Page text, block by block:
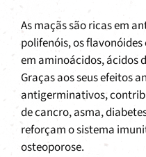
As maçãs são ricas em
polifenóis, os
em aminoácidos, ácidos
Graças aos seus efeitos
antigerminativos,
de cancro, asma,
reforçam o sistema
osteoporose.